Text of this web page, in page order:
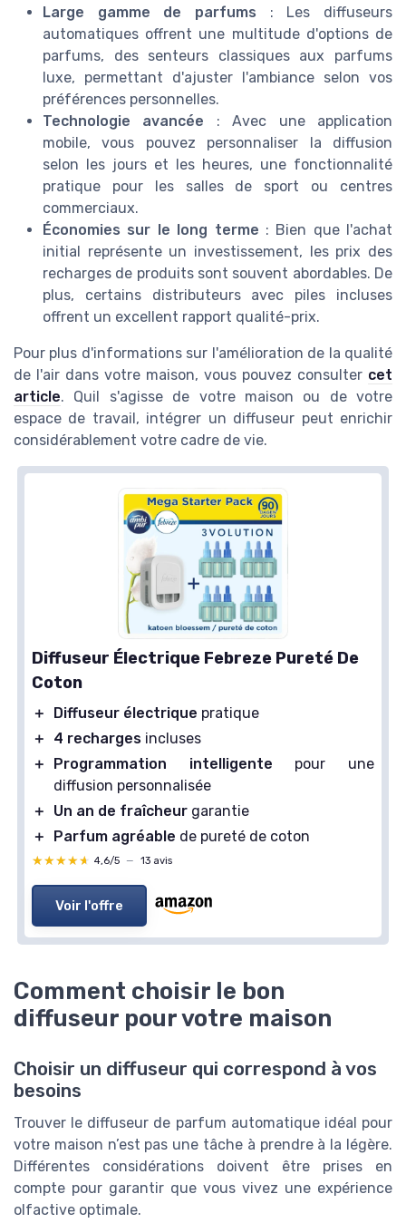
Large gamme de parfums : Les diffuseurs
automatiques offrent une multitude d'options de
parfums, des senteurs classiques aux parfums
luxe, permettant d'ajuster l'ambiance selon vos
préférences personnelles.
Technologie avancée : Avec une application
mobile, vous pouvez personnaliser la diffusion
selon les jours et les heures, une fonctionnalité
pratique pour les salles de sport ou centres
commerciaux.
Économies sur le long terme : Bien que l'achat
initial représente un investissement, les prix des
recharges de produits sont souvent abordables. De
plus, certains distributeurs avec piles incluses
offrent un excellent rapport qualité-prix.
Pour plus d'informations sur l'amélioration de la qualité
de l'air dans votre maison, vous pouvez consulter cet
article. Quil s'agisse de votre maison ou de votre
espace de travail, intégrer un diffuseur peut enrichir
considérablement votre cadre de vie.
Diffuseur Électrique Febreze Pureté De
Coton
＋ Diffuseur électrique pratique
＋
4 recharges incluses
＋
Programmation intelligente pour une
diffusion personnalisée
＋
Un an de fraîcheur garantie
＋
Parfum agréable de pureté de coton
★★★★★
★★★★★ 4,6/5 — 13 avis
Voir l'offre
Comment choisir le bon
diffuseur pour votre maison
Choisir un diffuseur qui correspond à vos
besoins
Trouver le diffuseur de parfum automatique idéal pour
votre maison n’est pas une tâche à prendre à la légère.
Différentes considérations doivent être prises en
compte pour garantir que vous vivez une expérience
olfactive optimale.